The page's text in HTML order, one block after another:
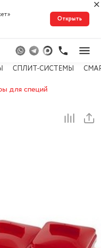
Открыть
СПЛИТ-СИСТЕМЫ
для специй